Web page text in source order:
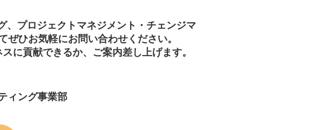
、プロジェクトマネジメント・チェンジマ
ひお気軽にお問い合わせください。
に貢献できるか、ご案内差し上げます。
ィング事業部